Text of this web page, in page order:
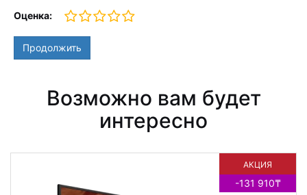
Оценка:
Продолжить
Возможно вам будет
интересно
АКЦИЯ
-131 910₸